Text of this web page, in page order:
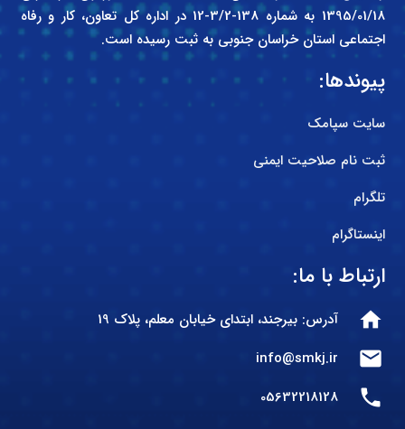
1395/01/18 به شماره 138-3/2-12 در اداره کل تعاون، کار و رفاه
اجتماعی استان خراسان جنوبی به ثبت رسیده است.
پیوندها:
سایت سپامک
ثبت نام صلاحیت ایمنی
تلگرام
اینستاگرام
ارتباط با ما:
home آدرس: بیرجند، ابتدای خیابان معلم، پلاک 19
mail
info@smkj.ir
phone
05632218128